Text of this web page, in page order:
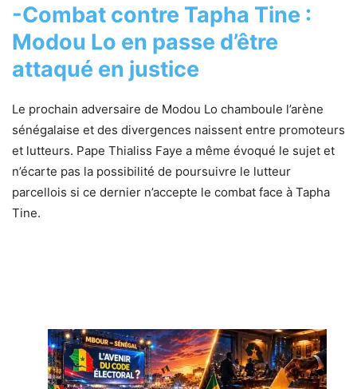
-Combat contre Tapha Tine :
Modou Lo en passe d’être
attaqué en justice
Le prochain adversaire de Modou Lo chamboule l’arène
sénégalaise et des divergences naissent entre promoteurs
et lutteurs. Pape Thialiss Faye a même évoqué le sujet et
n’écarte pas la possibilité de poursuivre le lutteur
parcellois si ce dernier n’accepte le combat face à Tapha
Tine.